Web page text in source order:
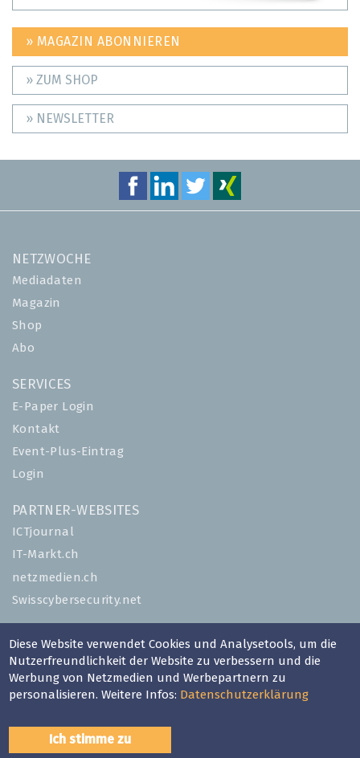
» MAGAZIN ABONNIEREN
» ZUM SHOP
» NEWSLETTER
NETZWOCHE
Mediadaten
Magazin
Shop
Abo
SERVICES
E-Paper Login
Kontakt
Event-Plus-Eintrag
Login
PARTNER-WEBSITES
ICTjournal
IT-Markt.ch
netzmedien.ch
Swisscybersecurity.net
© NETZMEDIEN AG 2026
Impressum
AGB
Datenschutzerklärung
Diese Website verwendet Cookies und Analysetools, um die
Nutzerfreundlichkeit der Website zu verbessern und die
Werbung von Netzmedien und Werbepartnern zu
personalisieren. Weitere Infos: Datenschutzerklärung
Ich stimme zu